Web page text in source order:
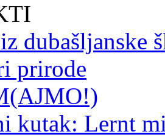
dubašljanske
prirode
kutak: Lernt